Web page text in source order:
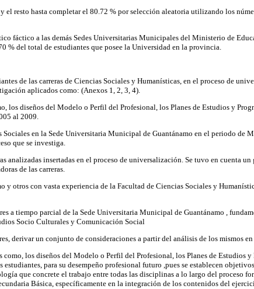
resto hasta completar el 80.72 % por selección aleatoria utilizando los
fáctico a las demás Sedes Universitarias Municipales del Ministerio de
% del total de estudiantes que posee la Universidad en la provincia.
de las carreras de Ciencias Sociales y Humanísticas, en el proceso de
aplicados como: (Anexos 1, 2, 3, 4).
los diseños del Modelo o Perfil del Profesional, los Planes de Estudios y
al 2009.
Sociales en la Sede Universitaria Municipal de Guantánamo en el periodo
que se investiga.
analizadas insertadas en el proceso de universalización. Se tuvo en
de las carreras.
otros con vasta experiencia de la Facultad de Ciencias Sociales y
a tiempo parcial de la Sede Universitaria Municipal de Guantánamo ,
Socio Culturales y Comunicación Social
derivar un conjunto de consideraciones a partir del análisis de los mismos
los diseños del Modelo o Perfil del Profesional, los Planes de Estudios
para su desempeño profesional futuro ,pues se establecen
que concrete el trabajo entre todas las disciplinas a lo largo del proceso
Básica, específicamente en la integración de los contenidos del